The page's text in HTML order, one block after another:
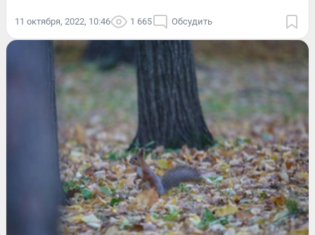
11 октября, 2022, 10:46 1 665 Обсудить